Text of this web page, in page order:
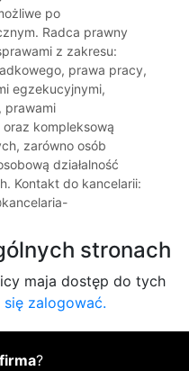
po
Radca prawny
z zakresu:
prawa pracy,
egzekucyjnymi,
prawami
kompleksową
zarówno osób
działalność
Kontakt do kancelarii:
stronach
maja dostęp do tych
się zalogować.
?